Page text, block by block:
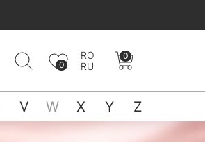
0
RO
RU
0
V W X Y Z